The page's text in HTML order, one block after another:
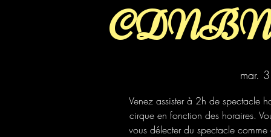
CDNBN
mar.
Venez assister à 2h de spectacle
cirque en fonction des horaires.
vous délecter du spectacle